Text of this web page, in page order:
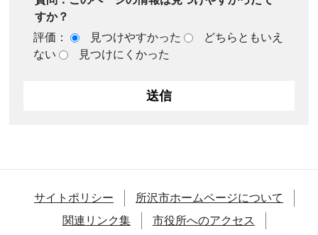
すか？
評価：
見つけやすかった
どちらともいえ
ない
見つけにくかった
サイトポリシー
所沢市ホームページについて
関連リンク集
市役所へのアクセス